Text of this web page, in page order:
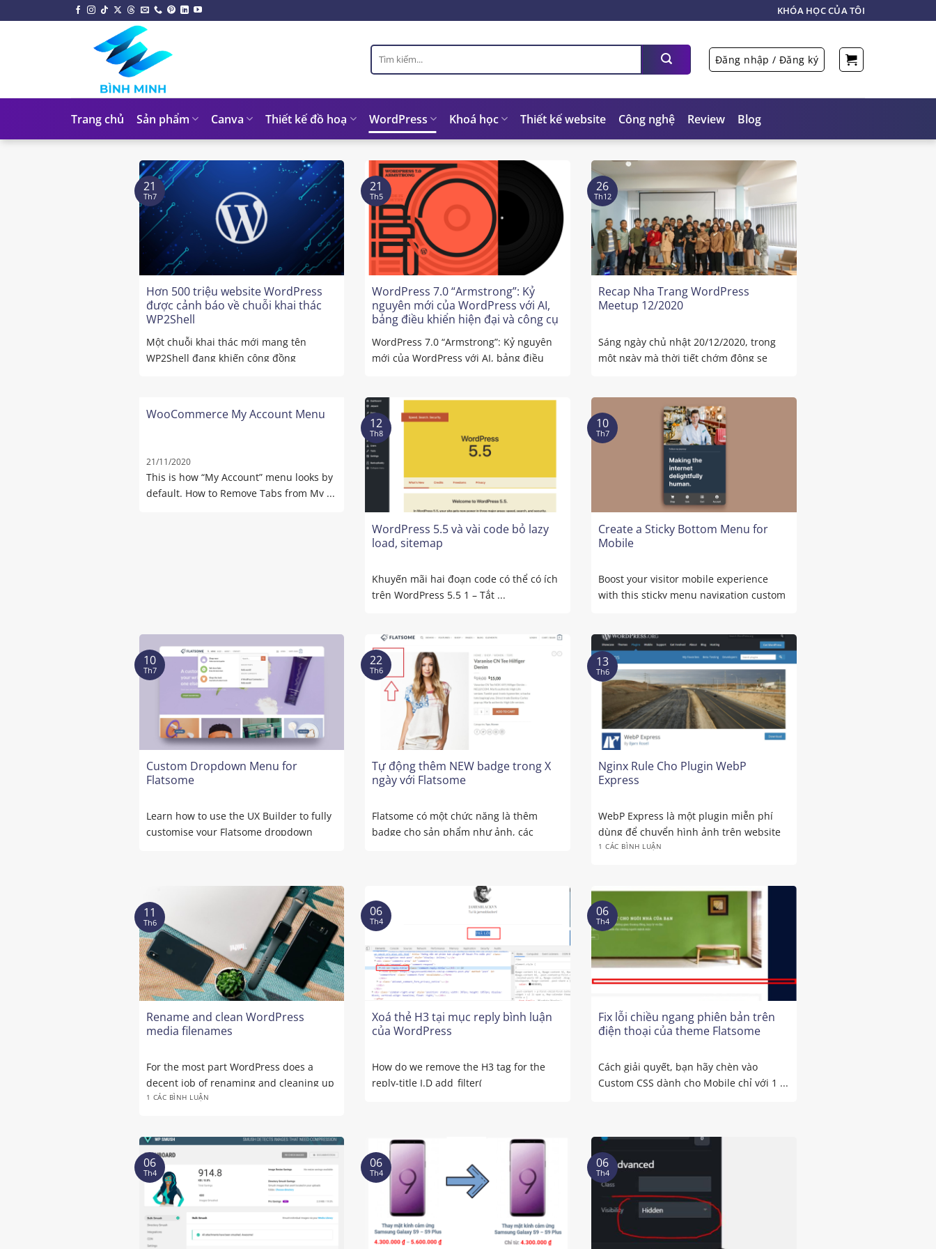
đến
KHÓA HỌC CỦA TÔI
Tìm
kiếm:
Đăng nhập / Đăng ký
Trang chủ Sản phẩm Canva Thiết kế đồ hoạ WordPress Khoá học Thiết kế website Công nghệ Review Blog
Hơn 500 triệu website WordPress
được cảnh báo về chuỗi khai thác
WP2Shell
Một chuỗi khai thác mới mang tên
WP2Shell đang khiến cộng đồng
21
Th7
WordPress 7.0 “Armstrong”: Kỷ
nguyên mới của WordPress với AI,
bảng điều khiển hiện đại và công cụ
WordPress 7.0 “Armstrong”: Kỷ nguyên
mới của WordPress với AI, bảng điều
21
Th5
Recap Nha Trang WordPress
Meetup 12/2020
Sáng ngày chủ nhật 20/12/2020, trong
một ngày mà thời tiết chớm đông se
26
Th12
WooCommerce My Account Menu
21/11/2020
This is how “My Account” menu looks by
default. How to Remove Tabs from My ...
WordPress 5.5 và vài code bỏ lazy
load, sitemap
Khuyến mãi hai đoạn code có thể có ích
trên WordPress 5.5 1 – Tắt ...
12
Th8
Create a Sticky Bottom Menu for
Mobile
Boost your visitor mobile experience
with this sticky menu navigation custom
10
Th7
Custom Dropdown Menu for
Flatsome
Learn how to use the UX Builder to fully
customise your Flatsome dropdown
10
Th7
Tự động thêm NEW badge trong X
ngày với Flatsome
Flatsome có một chức năng là thêm
badge cho sản phẩm như ảnh, các
22
Th6
Nginx Rule Cho Plugin WebP
Express
WebP Express là một plugin miễn phí
dùng để chuyển hình ảnh trên website
WordPress ...
1 CÁC BÌNH LUẬN
13
Th6
Rename and clean WordPress
media filenames
For the most part WordPress does a
decent job of renaming and cleaning up
attachment ...
1 CÁC BÌNH LUẬN
11
Th6
Xoá thẻ H3 tại mục reply bình luận
của WordPress
How do we remove the H3 tag for the
reply-title I.D add_filter(
06
Th4
Fix lỗi chiều ngang phiên bản trên
điện thoại của theme Flatsome
Cách giải quyết, bạn hãy chèn vào
Custom CSS dành cho Mobile chỉ với 1 ...
06
Th4
06
Th4
06
Th4
06
Th4